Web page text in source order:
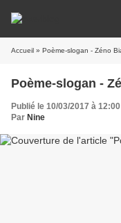
Accueil » Poème-slogan - Zéno
Poème-slogan -
Publié le 10/03/2017 à 12:00
Par Nine